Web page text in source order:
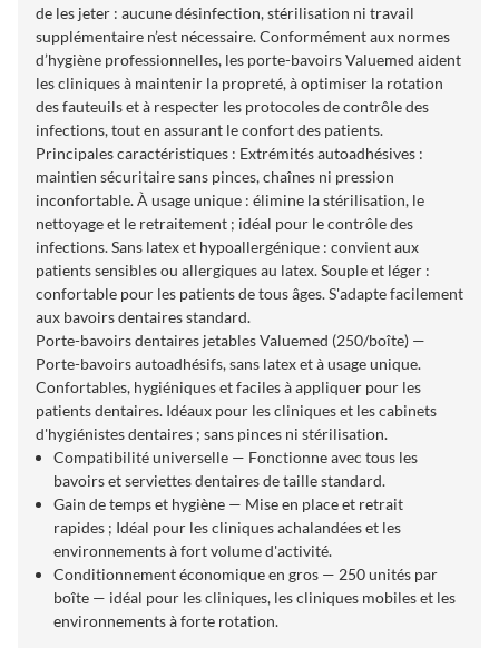
de les jeter : aucune désinfection, stérilisation ni travail
supplémentaire n’est nécessaire. Conformément aux normes
d’hygiène professionnelles, les porte-bavoirs Valuemed ​​aident
les cliniques à maintenir la propreté, à optimiser la rotation
des fauteuils et à respecter les protocoles de contrôle des
infections, tout en assurant le confort des patients.
Principales caractéristiques : Extrémités autoadhésives :
maintien sécuritaire sans pinces, chaînes ni pression
inconfortable. À usage unique : élimine la stérilisation, le
nettoyage et le retraitement ; idéal pour le contrôle des
infections. Sans latex et hypoallergénique : convient aux
patients sensibles ou allergiques au latex. Souple et léger :
confortable pour les patients de tous âges. S'adapte facilement
aux bavoirs dentaires standard.
Porte-bavoirs dentaires jetables Valuemed ​​​​(250/boîte) —
Porte-bavoirs autoadhésifs, sans latex et à usage unique.
Confortables, hygiéniques et faciles à appliquer pour les
patients dentaires. Idéaux pour les cliniques et les cabinets
d'hygiénistes dentaires ; sans pinces ni stérilisation.
Compatibilité universelle — Fonctionne avec tous les
bavoirs et serviettes dentaires de taille standard.
Gain de temps et hygiène — Mise en place et retrait
rapides ; Idéal pour les cliniques achalandées et les
environnements à fort volume d'activité.
Conditionnement économique en gros — 250 unités par
boîte — idéal pour les cliniques, les cliniques mobiles et les
environnements à forte rotation.